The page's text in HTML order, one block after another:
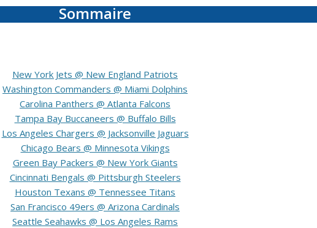
Sommaire
New York Jets @ New England Patriots
Washington Commanders @ Miami Dolphins
Carolina Panthers @ Atlanta Falcons
Tampa Bay Buccaneers @ Buffalo Bills
Los Angeles Chargers @ Jacksonville Jaguars
Chicago Bears @ Minnesota Vikings
Green Bay Packers @ New York Giants
Cincinnati Bengals @ Pittsburgh Steelers
Houston Texans @ Tennessee Titans
San Francisco 49ers @ Arizona Cardinals
Seattle Seahawks @ Los Angeles Rams